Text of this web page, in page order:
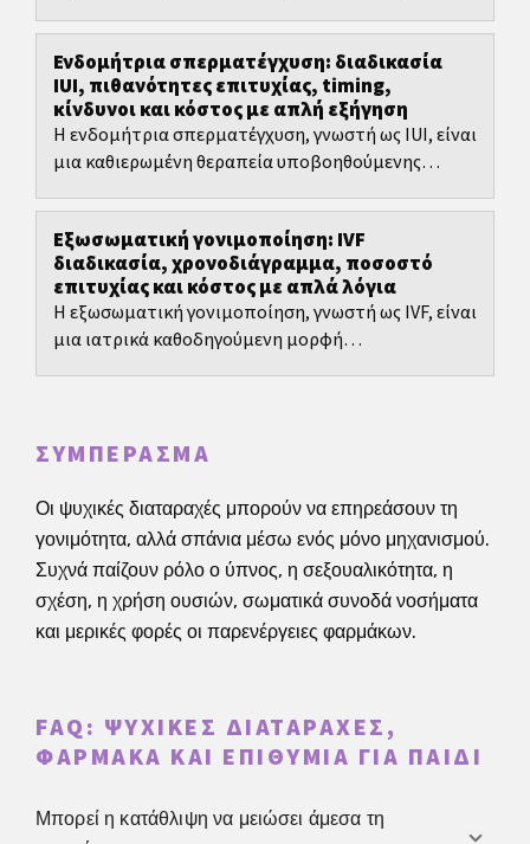
Ενδομήτρια σπερματέγχυση: διαδικασία
IUI, πιθανότητες επιτυχίας, timing,
κίνδυνοι και κόστος με απλή εξήγηση
Η ενδομήτρια σπερματέγχυση, γνωστή ως IUI, είναι
μια καθιερωμένη θεραπεία υποβοηθούμενης
Εξωσωματική γονιμοποίηση: IVF
διαδικασία, χρονοδιάγραμμα, ποσοστό
επιτυχίας και κόστος με απλά λόγια
Η εξωσωματική γονιμοποίηση, γνωστή ως IVF, είναι
μια ιατρικά καθοδηγούμενη μορφή
ΣΥΜΠΈΡΑΣΜΑ
Οι ψυχικές διαταραχές μπορούν να επηρεάσουν τη
γονιμότητα, αλλά σπάνια μέσω ενός μόνο μηχανισμού.
Συχνά παίζουν ρόλο ο ύπνος, η σεξουαλικότητα, η
σχέση, η χρήση ουσιών, σωματικά συνοδά νοσήματα
και μερικές φορές οι παρενέργειες φαρμάκων.
FAQ: ΨΥΧΙΚΈΣ ΔΙΑΤΑΡΑΧΈΣ,
ΦΆΡΜΑΚΑ ΚΑΙ ΕΠΙΘΥΜΊΑ ΓΙΑ ΠΑΙΔΊ
Μπορεί η κατάθλιψη να μειώσει άμεσα τη